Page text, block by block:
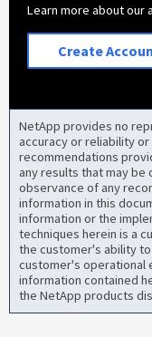
Learn more about our
Create
NetApp provides no
accuracy or reliability
recommendations
any results that may
observance of any
information in this
information or the
techniques herein is a
the customer's ability
customer's operational
information contained
the NetApp products